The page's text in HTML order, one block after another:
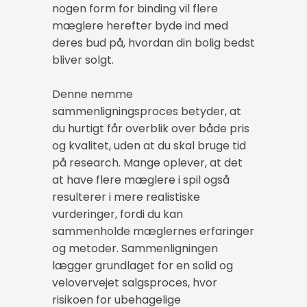
nogen form for binding vil flere
mæglere herefter byde ind med
deres bud på, hvordan din bolig bedst
bliver solgt.
Denne nemme
sammenligningsproces betyder, at
du hurtigt får overblik over både pris
og kvalitet, uden at du skal bruge tid
på research. Mange oplever, at det
at have flere mæglere i spil også
resulterer i mere realistiske
vurderinger, fordi du kan
sammenholde mæglernes erfaringer
og metoder. Sammenligningen
lægger grundlaget for en solid og
velovervejet salgsproces, hvor
risikoen for ubehagelige